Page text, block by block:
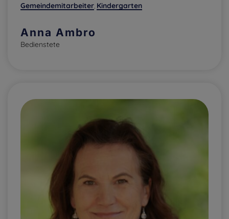
Gemeindemitarbeiter, Kindergarten
Anna Ambro
Bedienstete